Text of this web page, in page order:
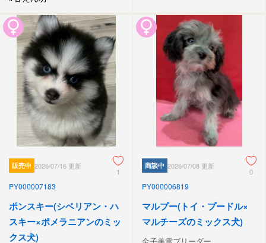
販売中 2026/07/16 更新
1
PY000007183
ポンスキー(シベリアン・ハ
スキー×ポメラニアンのミッ
クス犬)
商談中 2026/07/08 更新
0
PY000006819
マルプー(トイ・プードル×
マルチーズのミックス犬)